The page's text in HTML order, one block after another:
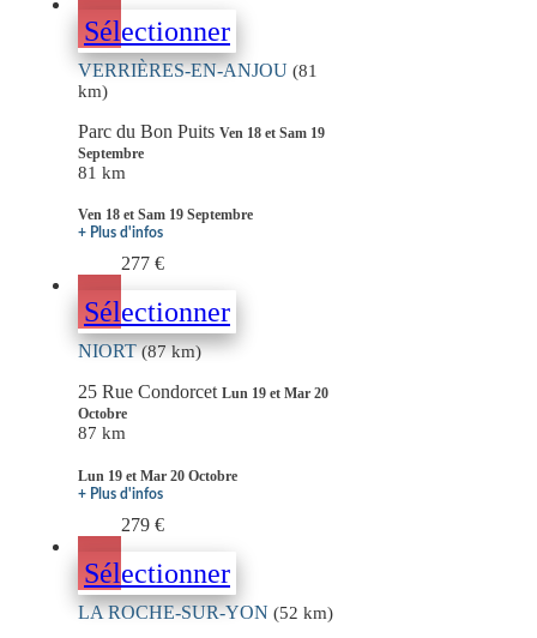
Sélectionner
VERRIÈRES-EN-ANJOU (81
km)
Parc du Bon Puits Ven 18 et Sam 19
Septembre
81 km
Ven 18 et Sam 19 Septembre
+ Plus d'infos
277 €
Sélectionner
NIORT(87 km)
25 Rue Condorcet Lun 19 et Mar 20
Octobre
87 km
Lun 19 et Mar 20 Octobre
+ Plus d'infos
279 €
Sélectionner
LA ROCHE-SUR-YON (52 km)